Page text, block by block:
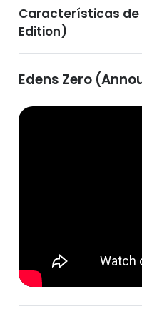
Características de
Edition)
Edens Zero